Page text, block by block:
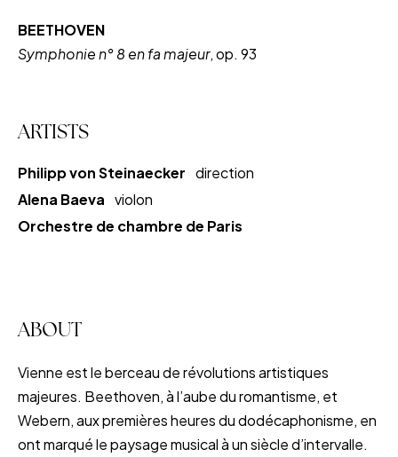
BEETHOVEN
Symphonie n° 8 en fa majeur, op. 93
ARTISTS
Philipp von Steinaecker direction
Alena Baeva violon
Orchestre de chambre de Paris
ABOUT
Vienne est le berceau de révolutions artistiques
majeures. Beethoven, à l’aube du romantisme, et
Webern, aux premières heures du dodécaphonisme, en
ont marqué le paysage musical à un siècle d’intervalle.